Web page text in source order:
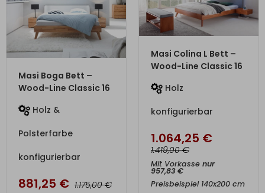
ZUM PRODUKT
Masi Boga Bett –
Wood-Line Classic 16
Holz &
Polsterfarbe
konfigurierbar
881,25 € 1.175,00€
ZUM PRODUKT
Masi Colina L Bett –
Wood-Line Classic 16
Holz
konfigurierbar
1.064,25 €
1.419,00€
Mit Vorkasse nur
957,83€
Preisbeispiel 140x200 cm